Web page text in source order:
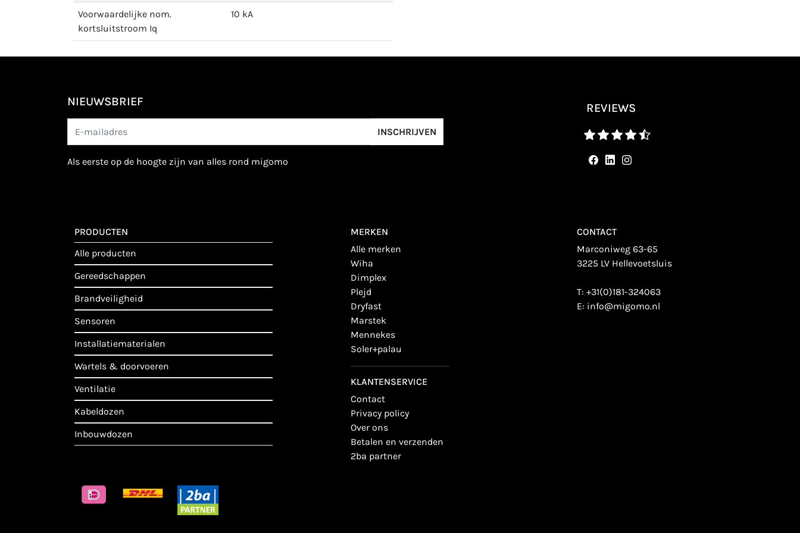
Voorwaardelijke nom.
kortsluitstroom Iq
10 kA
NIEUWSBRIEF
INSCHRIJVEN
als eerste op de hoogte zijn van alles rond migomo
REVIEWS
PRODUCTEN
alle producten
gereedschappen
brandveiligheid
sensoren
installatiematerialen
wartels & doorvoeren
ventilatie
kabeldozen
inbouwdozen
MERKEN
alle merken
wiha
dimplex
plejd
dryfast
marstek
mennekes
soler+palau
KLANTENSERVICE
contact
privacy policy
over ons
betalen en verzenden
2ba partner
CONTACT
Marconiweg 63-65
3225 LV Hellevoetsluis
T:+31(0)181-324063
E: info@migomo.nl